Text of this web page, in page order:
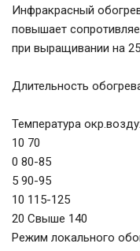
Инфракрасный
повышает
при выращивании на
Длительность
Температура
10 70
0 80-85
5 90-95
10 115-125
20 Свыше 140
Режим локального